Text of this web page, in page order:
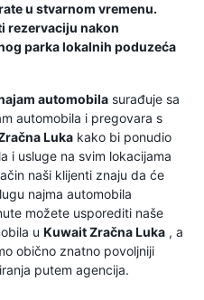
u stvarnom vremenu.
rezervaciju nakon
parka lokalnih poduzeća
automobila surađuje sa
automobila i pregovara s
Luka kako bi ponudio
i usluge na svim lokacijama
naši klijenti znaju da će
najma automobila
možete usporediti naše
u Kuwait Zračna Luka , a
obično znatno povoljniji
putem agencija.